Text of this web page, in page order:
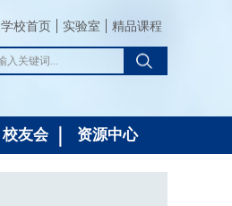
学校首页 实验室 精品课程
校友会 资源中心